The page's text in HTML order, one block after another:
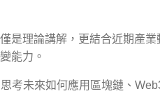
僅是理論講解，更結合近期產
能力。
思考未來如何應用區塊鏈、